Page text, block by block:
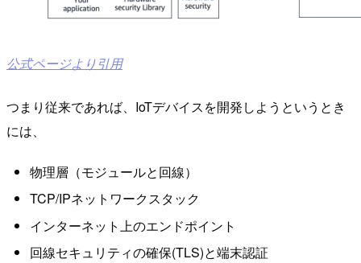
公式ページより引用
つまり従来であれば、IoTデバイスを開発しようというとき
には、
物理層（モジュールと回線）
TCP/IPネットワークスタック
インターネット上のエンドポイント
回線セキュリティの確保(TLS)と端末認証